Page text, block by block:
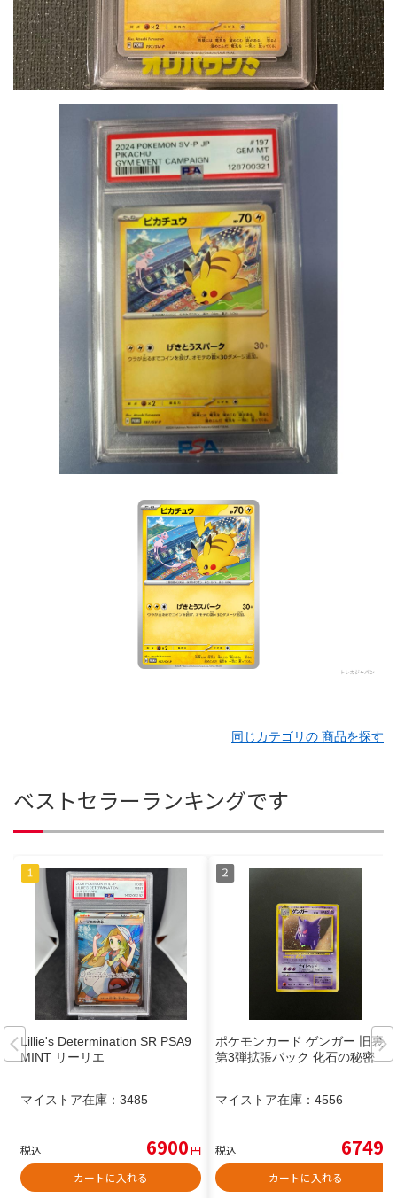
同じカテゴリの 商品を探す
ベストセラーランキングです
Lillie's Determination SR PSA9
MINT リーリエ
マイストア在庫： 3485
税込 6900円
カートに入れる
ポケモンカード ゲンガー 旧裏
第3弾拡張パック 化石の秘密
マイストア在庫： 4556
税込 6749
カートに入れる